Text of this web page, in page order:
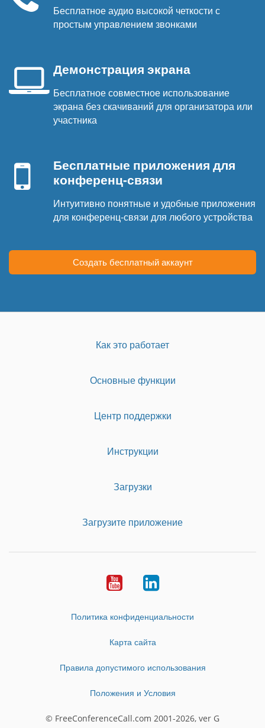
Телефонная
Бесплатное аудио высокой четкости с
простым управлением звонками
ноутбука
Демонстрация экрана
Бесплатное совместное использование
экрана без скачиваний для организатора или
участника
устройствоБесплатные приложения для
конференц-связи
Интуитивно понятные и удобные приложения
для конференц-связи для любого устройства
Создать бесплатный аккаунт
Как это работает
Основные функции
Центр поддержки
Инструкции
Загрузки
Загрузите приложение
YoutubeLinkedIn
Политика конфиденциальности
Карта сайта
Правила допустимого использования
Положения и Условия
© FreeConferenceCall.com 2001-2026, ver G